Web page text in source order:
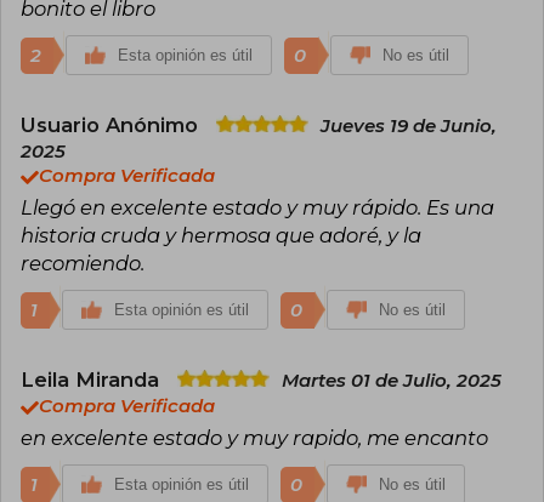
bonito el libro
2 Esta opinión es útil 0 No es útil
Usuario Anónimo
Jueves 19 de Junio,
2025
Compra Verificada
Llegó en excelente estado y muy rápido. Es una
historia cruda y hermosa que adoré, y la
recomiendo.
1 Esta opinión es útil 0 No es útil
Leila Miranda
Martes 01 de Julio, 2025
Compra Verificada
en excelente estado y muy rapido, me encanto
1 Esta opinión es útil 0 No es útil